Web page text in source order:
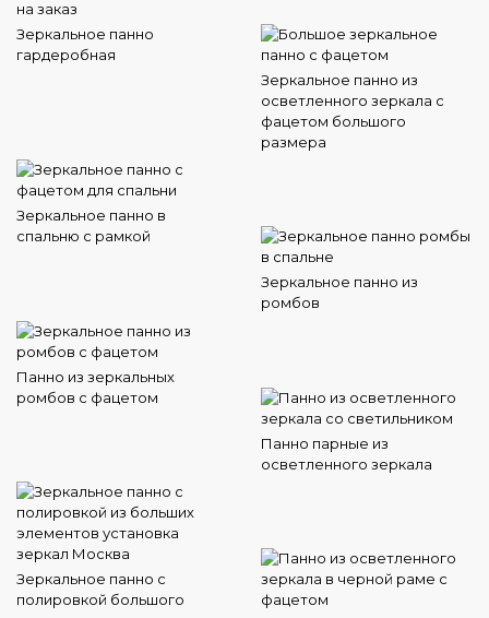
Зеркальное панно
гардеробная
Зеркальное панно из
осветленного зеркала с
фацетом большого
размера
Зеркальное панно в
спальню с рамкой
Зеркальное панно из
ромбов
Панно из зеркальных
ромбов с фацетом
Панно парные из
осветленного зеркала
Зеркальное панно с
полировкой большого